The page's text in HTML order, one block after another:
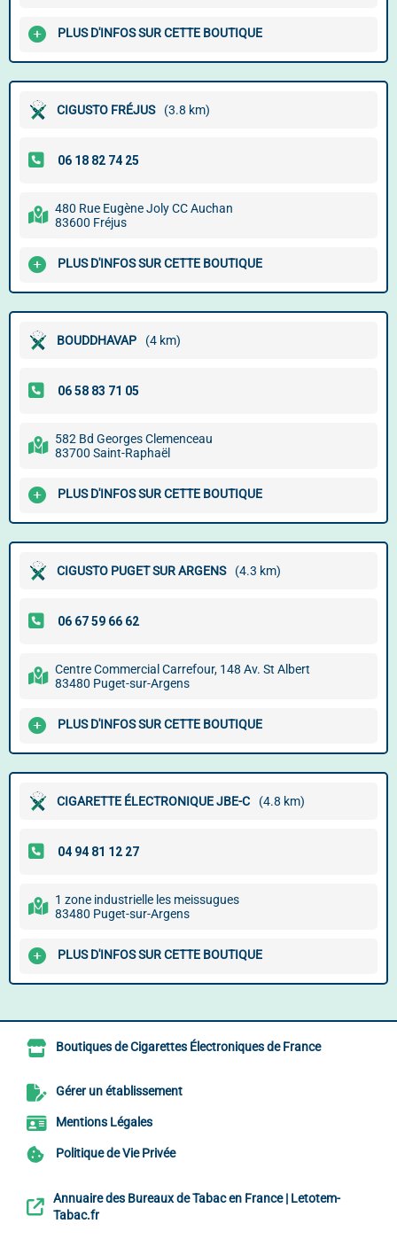
PLUS D'INFOS SUR CETTE BOUTIQUE
CIGUSTO FRÉJUS (3.8 km)
480 Rue Eugène Joly CC Auchan
83600 Fréjus
PLUS D'INFOS SUR CETTE BOUTIQUE
BOUDDHAVAP (4 km)
582 Bd Georges Clemenceau
83700 Saint-Raphaël
PLUS D'INFOS SUR CETTE BOUTIQUE
CIGUSTO PUGET SUR ARGENS (4.3 km)
Centre Commercial Carrefour, 148 Av. St Albert
83480 Puget-sur-Argens
PLUS D'INFOS SUR CETTE BOUTIQUE
CIGARETTE ÉLECTRONIQUE JBE-C (4.8 km)
1 zone industrielle les meissugues
83480 Puget-sur-Argens
PLUS D'INFOS SUR CETTE BOUTIQUE
Boutiques de Cigarettes Électroniques de France
Gérer un établissement
Mentions Légales
Politique de Vie Privée
Annuaire des Bureaux de Tabac en France | Letotem-
Tabac.fr